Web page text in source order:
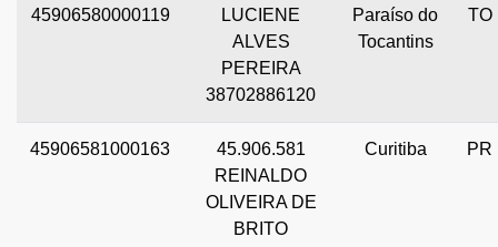
45906580000119
LUCIENE
ALVES
PEREIRA
38702886120
Paraíso do
Tocantins
TO
45906581000163
45.906.581
REINALDO
OLIVEIRA DE
BRITO
Curitiba PR